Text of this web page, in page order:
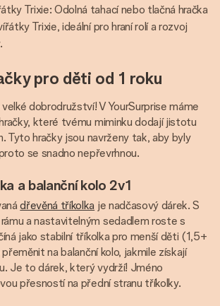
Trixie: Odolná tahací nebo tlačná hračka
Trixie, ideální pro hraní rolí a rozvoj
pro děti od 1 roku
dobrodružství! V YourSurprise máme
které tvému miminku dodají jistotu
Tyto hračky jsou navrženy tak, aby byly
se snadno nepřevrhnou.
a balanční kolo 2v1
dřevěná tříkolka je nadčasový dárek. S
a nastavitelným sedadlem roste s
jako stabilní tříkolka pro menší děti (1,5+
na balanční kolo, jakmile získají
Je to dárek, který vydrží! Jméno
přesností na přední stranu tříkolky.